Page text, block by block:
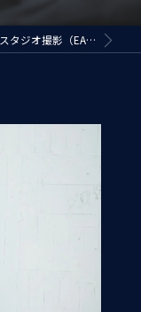
スタジオ撮影（EARTH STUDIO）